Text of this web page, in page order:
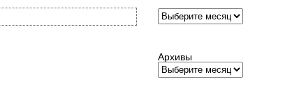
Архивы
Архивы